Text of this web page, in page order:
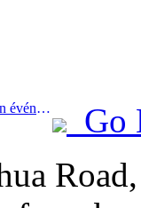
Prev:Kashgar, au Xinjiang, organise un événement de promotion touristique pour favoriser les échanges interethniques.
Go